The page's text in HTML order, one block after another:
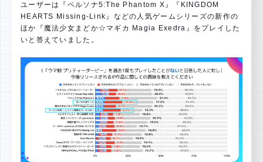
ユーザーは『ペルソナ5:The Phantom X』『KINGDOM
HEARTS Missing-Link』などの人気ゲームシリーズの新作の
ほか『魔法少女まどか☆マギカ Magia Exedra』をプレイした
いと答えていました。